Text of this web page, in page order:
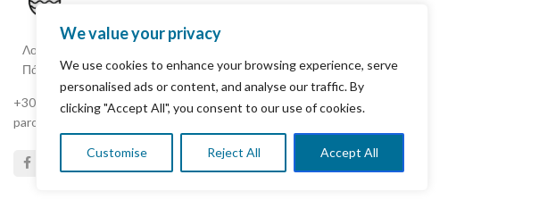
We value your privacy
We use cookies to enhance your browsing experience, serve
personalised ads or content, and analyse our traffic. By
clicking "Accept All", you consent to our use of cookies.
Customise Reject All Accept All
Λοχαγού Ιωάννη Φωκιανού, Παροικιά
Πάρος 844 00 Κυκλάδες, Ελλάδα
+30 22840 25261
parostshirtshop8@gmail.com